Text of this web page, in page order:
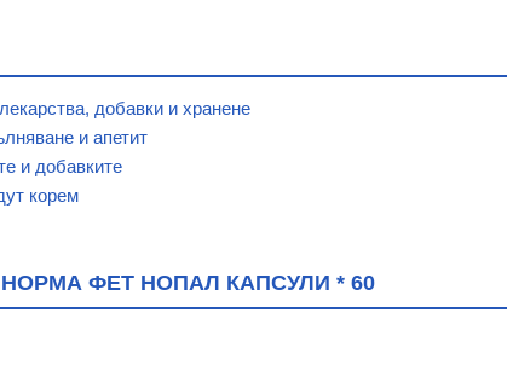
добавки и хранене
и апетит
и добавките
корем
ФЕТ НОПАЛ КАПСУЛИ * 60